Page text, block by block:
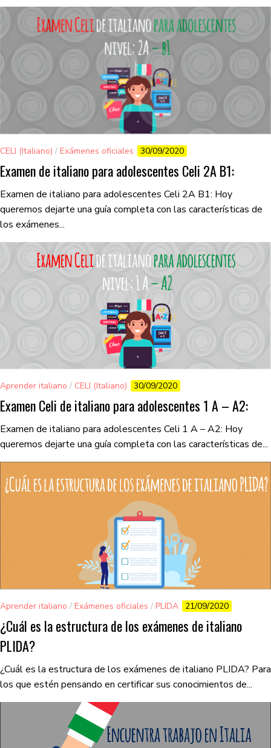
CELI (Italiano) / Exámenes oficiales 30/09/2020
Examen de italiano para adolescentes Celi 2A B1:
Examen de italiano para adolescentes Celi 2A B1: Hoy
queremos dejarte una guía completa con las características de
los exámenes...
Aprender italiano / CELI (Italiano) 30/09/2020
Examen Celi de italiano para adolescentes 1 A – A2:
Examen de italiano para adolescentes Celi 1 A – A2: Hoy
queremos dejarte una guía completa con las características de...
Aprender italiano / Exámenes oficiales / PLIDA 21/09/2020
¿Cuál es la estructura de los exámenes de italiano
PLIDA?
¿Cuál es la estructura de los exámenes de italiano PLIDA? Para
los que estén pensando en certificar sus conocimientos de...